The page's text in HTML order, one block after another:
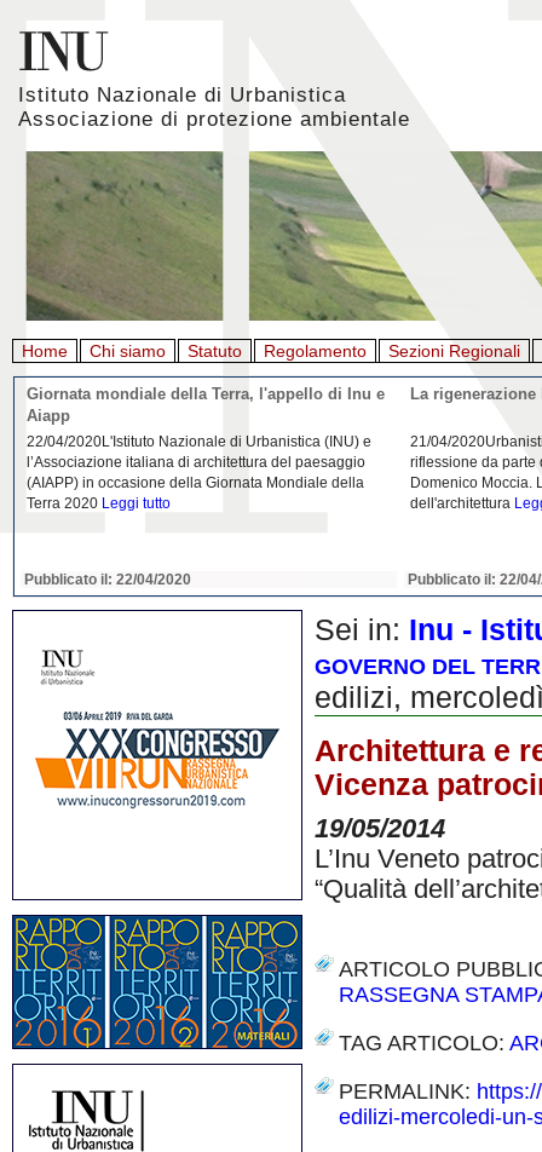
Istituto Nazionale di Urbanistica
Associazione di protezione ambientale
Home Chi siamo Statuto Regolamento Sezioni Regionali
Giornata mondiale della Terra, l'appello di Inu e
Aiapp
22/04/2020L'Istituto Nazionale di Urbanistica (INU) e
l’Associazione italiana di architettura del paesaggio
(AIAPP) in occasione della Giornata Mondiale della
Terra 2020 Leggi tutto
Pubblicato il: 22/04/2020
La
21/04/
riflessione da parte
Domenico Moccia.
dell'architettura
Pubblicato il: 22/
Sei in: Inu -
GOVERNO DEL
edilizi,
Architettura e
Vicenza
19/05/2014
L’Inu Veneto
“Qualità
ARTICOLO
RASSEGNA
TAG ARTICOLO:
PERMALINK:
edilizi-mercoledi-